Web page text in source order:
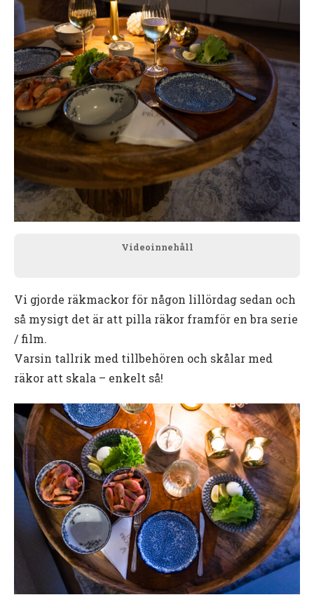
Videoinnehåll
Vi gjorde räkmackor för någon lillördag sedan och
så mysigt det är att pilla räkor framför en bra serie
/ film.
Varsin tallrik med tillbehören och skålar med
räkor att skala – enkelt så!